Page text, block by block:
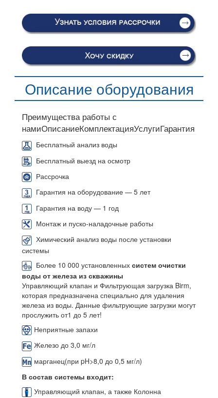
Описание оборудования
Преимущества работы с
намиОписаниеКомплектацияУслугиГарантия
Бесплатный анализ воды
Бесплатный выезд на осмотр
Рассрочка
Гарантия на оборудование — 5 лет
Гарантия на воду — 1 год
Монтаж и пуско-наладочные работы
Химический анализ воды после установки
системы
Более 10 000 установленных систем очистки
воды от железа из скважины
Управляющий клапан и Фильтрующая загрузка Birm,
которая предназначена специально для удаления
железа из воды. Данные фильтрующие загрузки могут
прослужить от1 до 5 лет!
Неприятные запахи
Железо до 3,0 мг/л
марганец(при pH>8,0 до 0,5 мг/л)
В состав системы входит:
Управляющий клапан, а также Колонна